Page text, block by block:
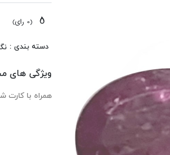
(0 رای)
دسته بندی :
ویژگی های
همراه با کارت